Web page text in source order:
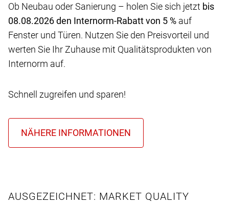
Ob Neubau oder Sanierung – holen Sie sich jetzt bis
08.08.2026 den Internorm-Rabatt von 5 % auf
Fenster und Türen. Nutzen Sie den Preisvorteil und
werten Sie Ihr Zuhause mit Qualitätsprodukten von
Internorm auf.
Schnell zugreifen und sparen!
AUSGEZEICHNET: MARKET QUALITY